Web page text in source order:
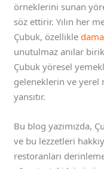
örneklerini sunan
söz ettirir. Yılın her
Çubuk, özellikle
unutulmaz anılar
Çubuk yöresel
geleneklerin ve yerel
yansıtır.
Bu blog yazımızda,
ve bu lezzetleri
restoranları